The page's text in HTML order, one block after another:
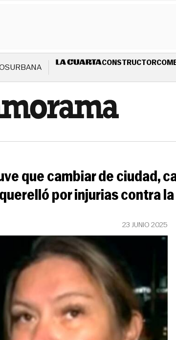
URBANA CONSTRUCTOR
que cambiar de ciudad,
por injurias contra
23 JUNIO 2025